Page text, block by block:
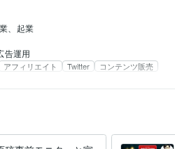
、起業
告運用
アフィリエイト Twitter コンテンツ販売